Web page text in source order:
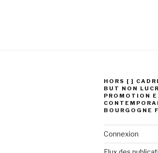
HORS [ ]
BUT NON
PROMOTION
BOURGOGNE
Connexion